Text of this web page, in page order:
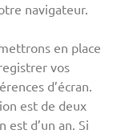
navigateur.
en place
vos
d’écran.
est de deux
est d’un an. Si